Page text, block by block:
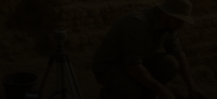
News